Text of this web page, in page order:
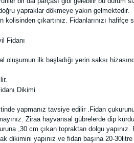
yapraklar dökmeye yakın gelmektedir.
çıkartınız. Fidanlarınızı
ilk başladığı yerin saksı
yapmanız tavsiye edilir .Fidan
Ziraa hayvansal gübrelerde dip
,30 cm çıkan topraktan dolgu
dikimini yapınız ve fidan başına 20-